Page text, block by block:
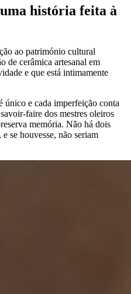
história feita à
ao património cultural
de cerâmica artesanal em
e que está intimamente
único e cada imperfeição conta
faire dos mestres oleiros
memória. Não há dois
se houvesse, não seriam